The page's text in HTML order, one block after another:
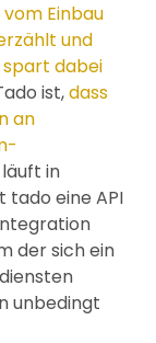
Einbau
und
spart dabei
ist,dass
an
in
tado eine API
der sich ein
unbedingt